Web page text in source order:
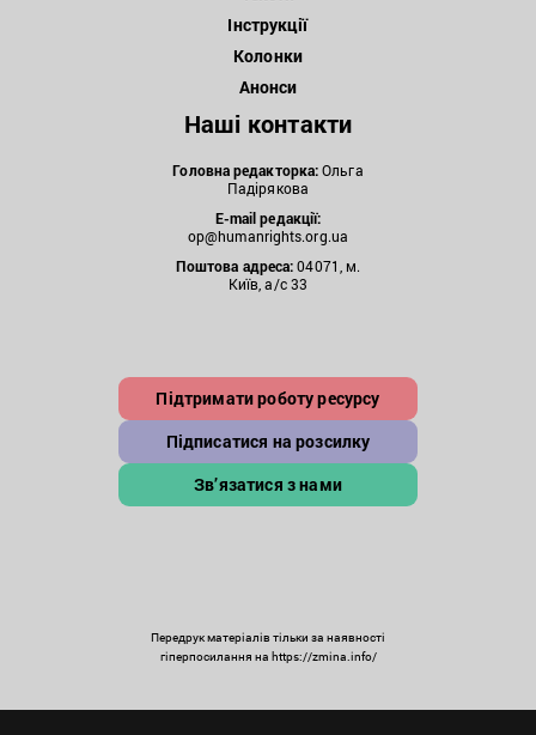
Інструкції
Колонки
Анонси
Наші контакти
Головна редакторка:Ольга
Падірякова
E-mail редакції:
op@humanrights.org.ua
Поштова адреса:04071, м.
Київ, а/с 33
Підтримати роботу ресурсу
Підписатися на розсилку
Зв’язатися з нами
Передрук матеріалів тільки за наявності
гіперпосилання на https://zmina.info/